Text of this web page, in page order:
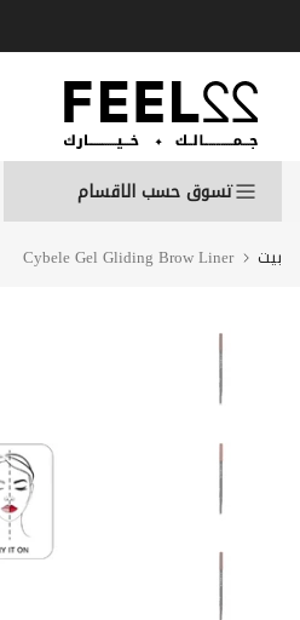
إلى
المحتوى
تسوق حسب الاقسام
بيت Cybele Gel Gliding Brow Liner